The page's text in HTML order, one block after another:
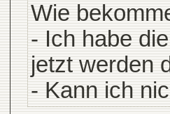
Wie
- Ich habe
jetzt werden
- Kann ich